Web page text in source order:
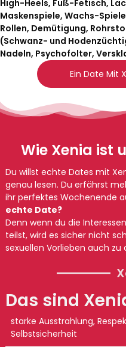
High-Heels, Fuß-Fetisch,
Maskenspiele, Wachs-
Rollen, Demütigung,
(Schwanz- und
Nadeln, Psychofolter,
Ein Date Mit
Wie Xenia ist
Das sind
starke Ausstrahlung,
Selbstsicherheit
Du willst echte Dates mit
genau lesen. Du erfährst
ihr perfektes Wochenende
echte Date?
Denn wenn du die
teilst, wird es sicher nicht
sexuellen Vorlieben auch zu